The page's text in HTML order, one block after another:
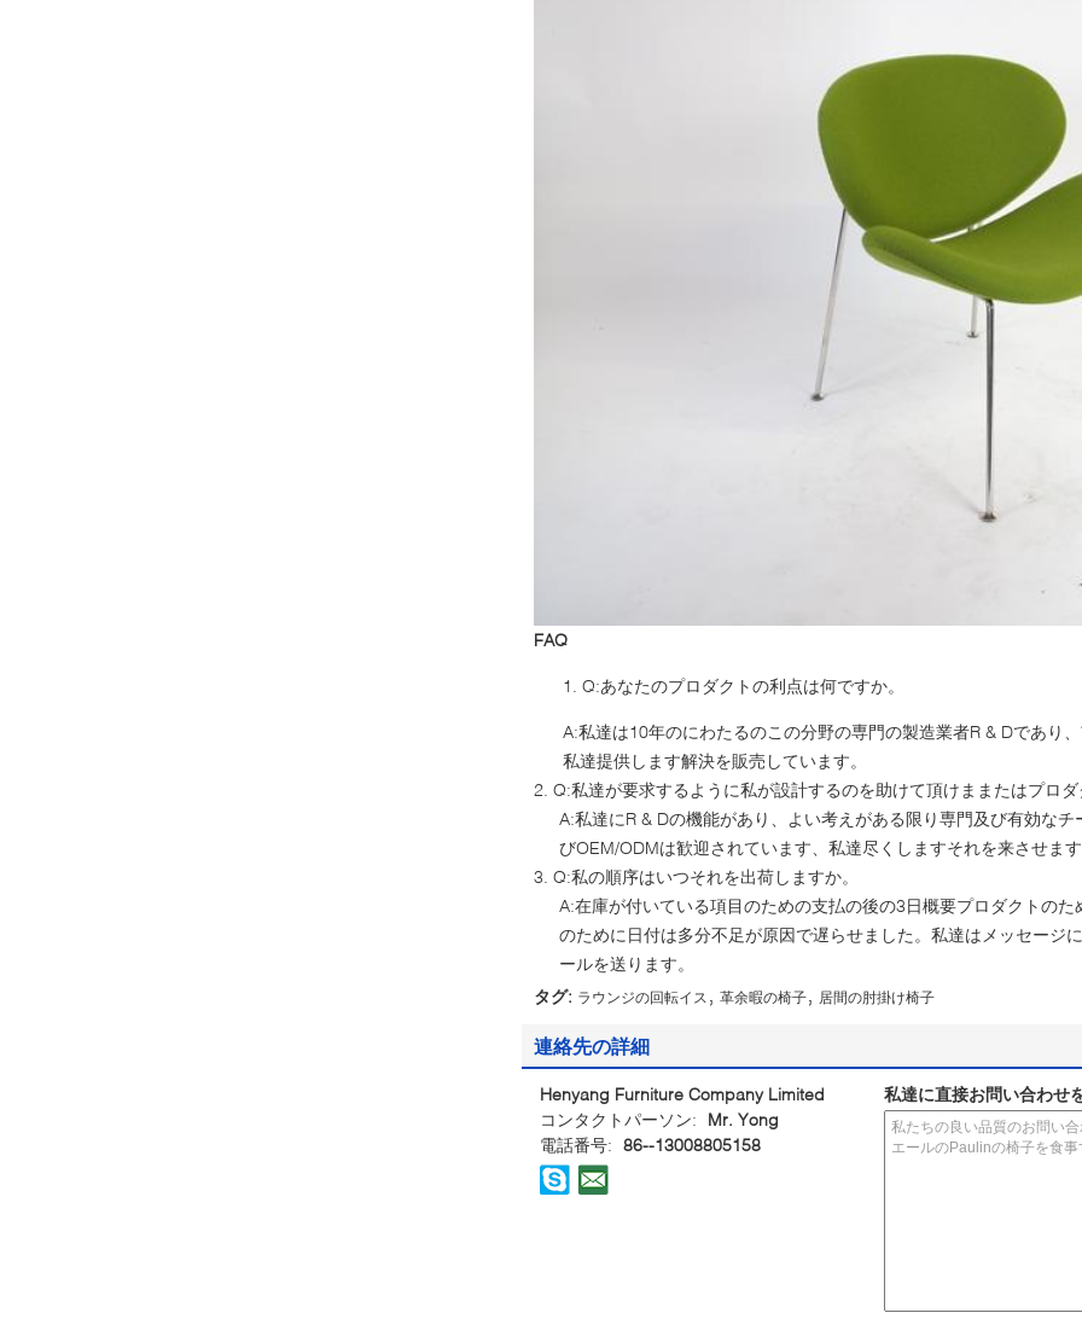
FAQ
Q:あなたのプロダクトの利点は何ですか。
A:私達は10年のにわたるのこの分野の専門の製造業者R & Dであり
私達提供します解決を販売しています。
2. Q:私達が要求するように私が設計するのを助けて頂けままたはプロダ
A:私達にR & Dの機能があり、よい考えがある限り専門及び有効な
びOEM/ODMは歓迎されています、私達尽くしますそれを来させます
3. Q:私の順序はいつそれを出荷しますか。
A:在庫が付いている項目のための支払の後の3日概要プロダクトの
のために日付は多分不足が原因で遅らせました。私達はメッセージ
ールを送ります。
タグ: ラウンジの回転イス , 革余暇の椅子, 居間の肘掛け椅子
連絡先の詳細
Henyang Furniture Company Limited
コンタクトパーソン:
Mr. Yong
電話番号: 86--13008805158
私達に直接お問い合わせ